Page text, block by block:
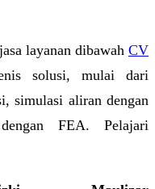
layanan dibawah CV
solusi, mulai dari
simulasi aliran dengan
FEA. Pelajari